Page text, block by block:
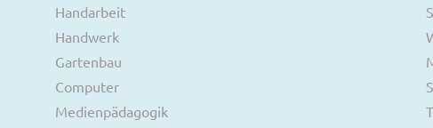
Handarbeit
Handwerk
Gartenbau
Computer
Medienpädagogik